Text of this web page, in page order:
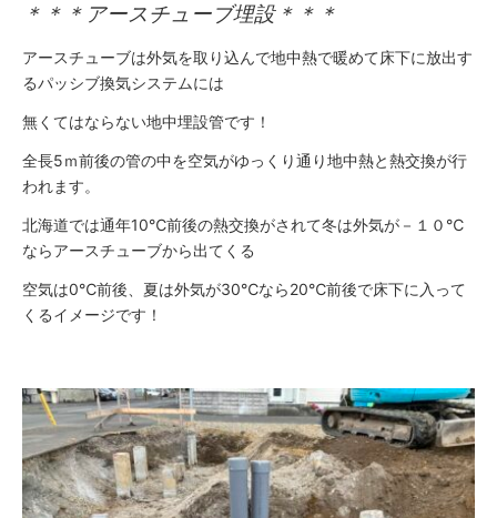
＊＊＊アースチューブ埋設＊＊＊
アースチューブは外気を取り込んで地中熱で暖めて床下に放出す
るパッシブ換気システムには
無くてはならない地中埋設管です！
全長5ｍ前後の管の中を空気がゆっくり通り地中熱と熱交換が行
われます。
北海道では通年10℃前後の熱交換がされて冬は外気が－１０℃
ならアースチューブから出てくる
空気は0℃前後、夏は外気が30℃なら20℃前後で床下に入って
くるイメージです！